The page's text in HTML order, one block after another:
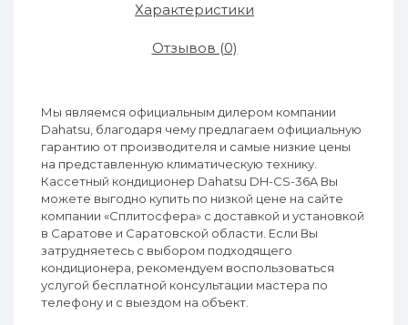
Характеристики
Отзывов (0)
Мы являемся официальным дилером компании
Dahatsu, благодаря чему предлагаем официальную
гарантию от производителя и самые низкие цены
на представленную климатическую технику.
Кассетный кондиционер Dahatsu DH-CS-36A Вы
можете выгодно купить по низкой цене на сайте
компании «Сплитосфера» с доставкой и установкой
в Саратове и Саратовской области. Если Вы
затрудняетесь с выбором подходящего
кондиционера, рекомендуем воспользоваться
услугой бесплатной консультации мастера по
телефону и с выездом на объект.